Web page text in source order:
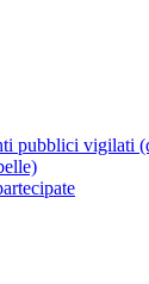
pubblici vigilati